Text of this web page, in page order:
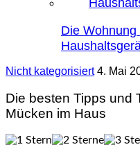
Die
Nicht kategorisiert 4. Mai
Die besten Tipps und
Mücken im Haus